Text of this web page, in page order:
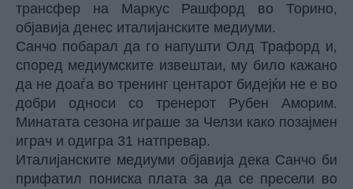
трансфер на Маркус Рашфорд во Торино,
објавија денес италијанските медиуми.
Санчо побарал да го напушти Олд Трафорд и,
според медиумските извештаи, му било кажано
да не доаѓа во тренинг центарот бидејќи не е во
добри односи со тренерот Рубен Аморим.
Минатата сезона играше за Челзи како позајмен
играч и одигра 31 натпревар.
Италијанските медиуми објавија дека Санчо би
прифатил пониска плата за да се пресели во